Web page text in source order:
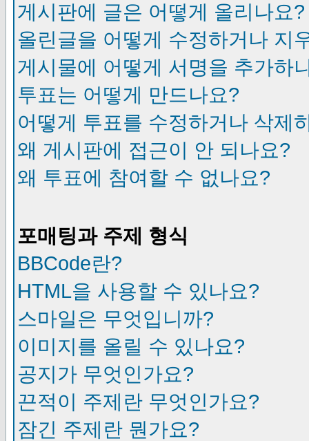
게시판에 글은 어떻게 올리나요?
올린글을 어떻게 수정하거나 지
게시물에 어떻게 서명을 추가하
투표는 어떻게 만드나요?
어떻게 투표를 수정하거나 삭제
왜 게시판에 접근이 안 되나요?
왜 투표에 참여할 수 없나요?
포매팅과 주제 형식
BBCode란?
HTML을 사용할 수 있나요?
스마일은 무엇입니까?
이미지를 올릴 수 있나요?
공지가 무엇인가요?
끈적이 주제란 무엇인가요?
잠긴 주제란 뭔가요?